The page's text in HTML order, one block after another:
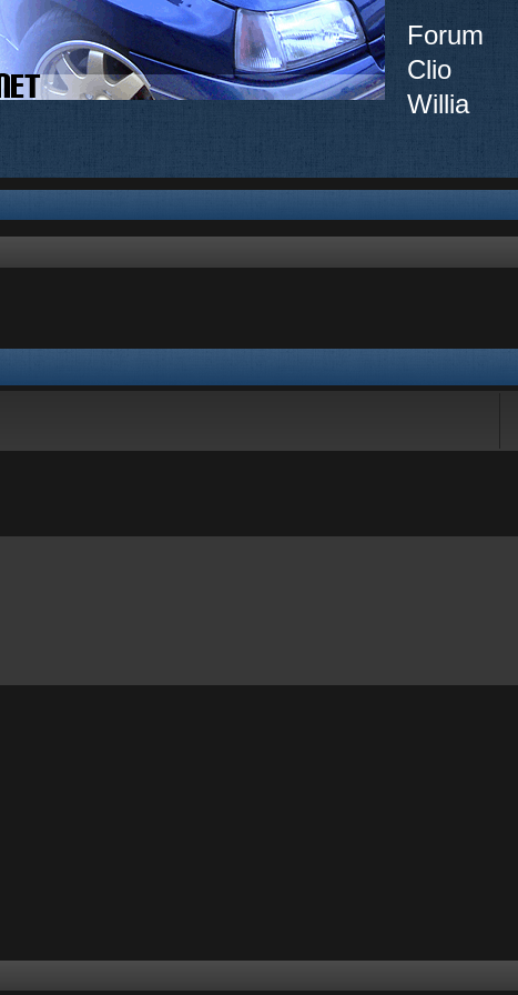
Forum
Clio
Willia